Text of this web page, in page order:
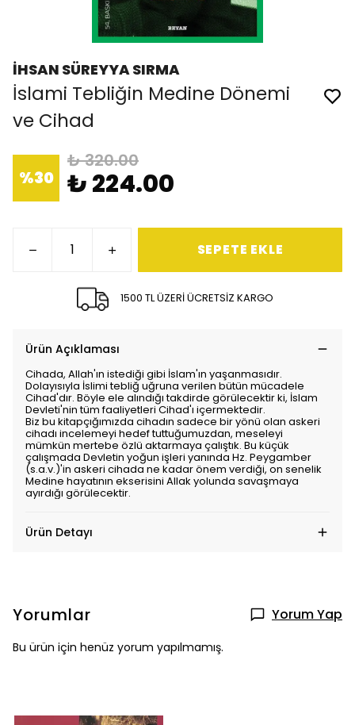
İHSAN SÜREYYA SIRMA
İslami Tebliğin Medine Dönemi
ve Cihad
%30
₺ 320.00
₺ 224.00
SEPETE EKLE
1500 TL ÜZERİ ÜCRETSİZ KARGO
Ürün Açıklaması
Cihada, Allah'ın istediği gibi İslam'ın yaşanmasıdır.
Dolayısıyla İslimi tebliğ uğruna verilen bütün mücadele
Cihad'dır. Böyle ele alındığı takdirde görülecektir ki, İslam
Devleti'nin tüm faaliyetleri Cihad'ı içermektedir.
Biz bu kitapçığımızda cihadın sadece bir yönü olan askeri
cihadı incelemeyi hedef tuttuğumuzdan, meseleyi
mümkün mertebe özlü aktarmaya çalıştık. Bu küçük
çalışmada Devletin yoğun işleri yanında Hz. Peygamber
(s.a.v.)'in askeri cihada ne kadar önem verdiği, on senelik
Medine hayatının ekserisini Allak yolunda savaşmaya
ayırdığı görülecektir.
Ürün Detayı
Yorumlar Yorum Yap
Bu ürün için henüz yorum yapılmamış.